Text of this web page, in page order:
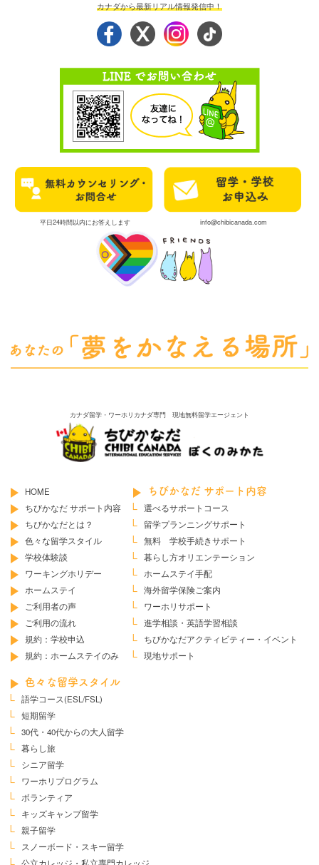
カナダから最新リアル情報発信中！
平日24時間以内にお答えします info@chibicanada.com
カナダ留学・ワーホリカナダ専門 現地無料留学エージェント
HOME
ちびかなだ サポート内容
ちびかなだとは？
色々な留学スタイル
学校体験談
ワーキングホリデー
ホームステイ
ご利用者の声
ご利用の流れ
規約：学校申込
規約：ホームステイのみ
ちびかなだ サポート内容
選べるサポートコース
留学プランニングサポート
無料 学校手続きサポート
暮らし方オリエンテーション
ホームステイ手配
海外留学保険ご案内
ワーホリサポート
進学相談・英語学習相談
ちびかなだアクティビティー・イベント
現地サポート
色々な留学スタイル
語学コース(ESL/FSL)
短期留学
30代・40代からの大人留学
暮らし旅
シニア留学
ワーホリプログラム
ボランティア
キッズキャンプ留学
親子留学
スノーボード・スキー留学